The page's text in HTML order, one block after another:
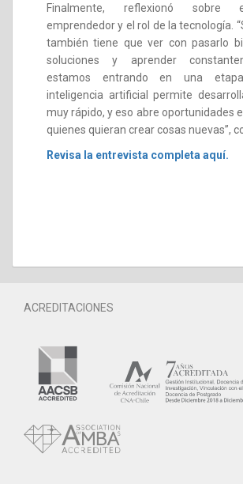
Finalmente, reflexionó sobre
emprendedor y el rol de la tecnología.
también tiene que ver con pasarlo
soluciones y aprender
estamos entrando en una
inteligencia artificial permite
muy rápido, y eso abre oportunidades
quienes quieran crear cosas nuevas”,
Revisa la entrevista completa aquí.
ACREDITACIONES